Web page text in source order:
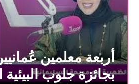
أربعة معلمين
بجائزة جلوب البيئية